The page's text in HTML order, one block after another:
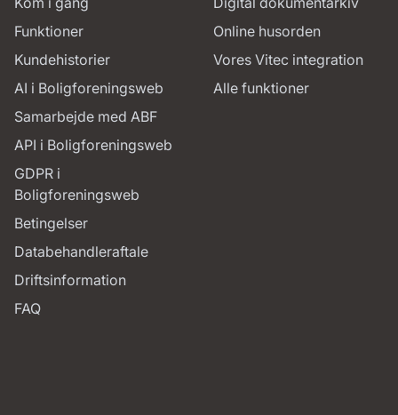
Funktioner
Kundehistorier
AI i Boligforeningsweb
Samarbejde med ABF
API i Boligforeningsweb
GDPR i
Boligforeningsweb
Betingelser
Databehandleraftale
Driftsinformation
FAQ
Online husorden
Vores Vitec integration
Alle funktioner